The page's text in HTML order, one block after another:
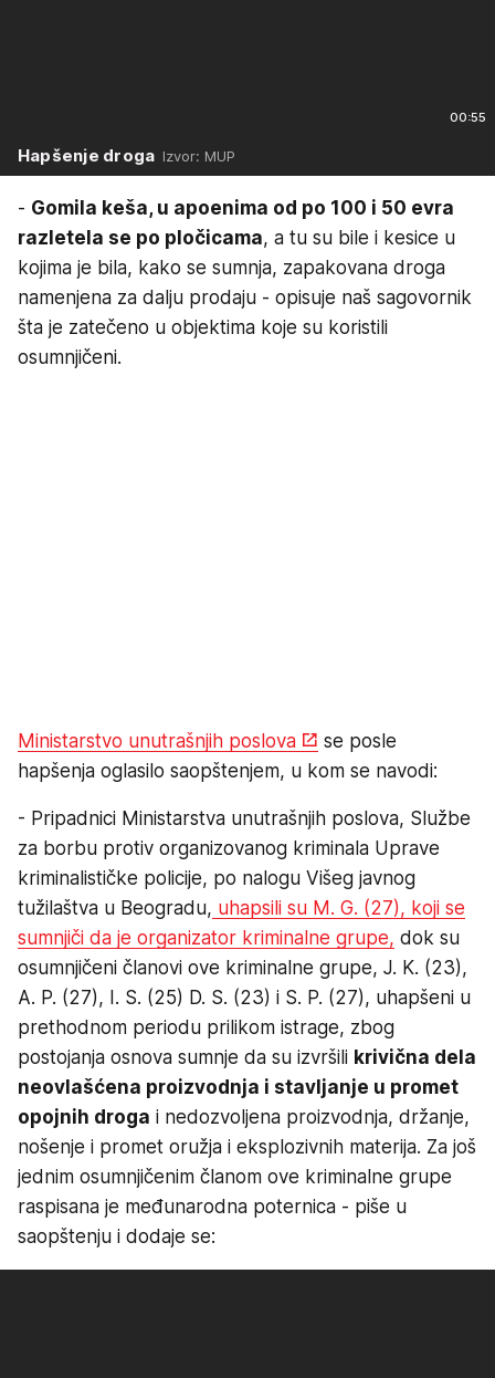
00:55
Hapšenje droga Izvor: MUP
- Gomila keša, u apoenima od po 100 i 50 evra
razletela se po pločicama, a tu su bile i kesice u
kojima je bila, kako se sumnja, zapakovana droga
namenjena za dalju prodaju - opisuje naš sagovornik
šta je zatečeno u objektima koje su koristili
osumnjičeni.
Ministarstvo unutrašnjih poslova
se posle
hapšenja oglasilo saopštenjem, u kom se navodi:
- Pripadnici Ministarstva unutrašnjih poslova, Službe
za borbu protiv organizovanog kriminala Uprave
kriminalističke policije, po nalogu Višeg javnog
tužilaštva u Beogradu, uhapsili su M. G. (27), koji se
sumnjiči da je organizator kriminalne grupe, dok su
osumnjičeni članovi ove kriminalne grupe, J. K. (23),
A. P. (27), I. S. (25) D. S. (23) i S. P. (27), uhapšeni u
prethodnom periodu prilikom istrage, zbog
postojanja osnova sumnje da su izvršili krivična dela
neovlašćena proizvodnja i stavljanje u promet
opojnih droga i nedozvoljena proizvodnja, držanje,
nošenje i promet oružja i eksplozivnih materija. Za još
jednim osumnjičenim članom ove kriminalne grupe
raspisana je međunarodna poternica - piše u
saopštenju i dodaje se: